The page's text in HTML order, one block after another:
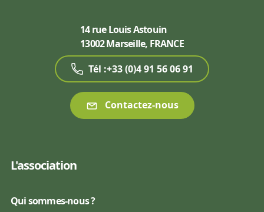
14 rue Louis Astouin
13002 Marseille, FRANCE
Tél :+33 (0)4 91 56 06 91
Contactez-nous
L'association
Qui sommes-nous ?